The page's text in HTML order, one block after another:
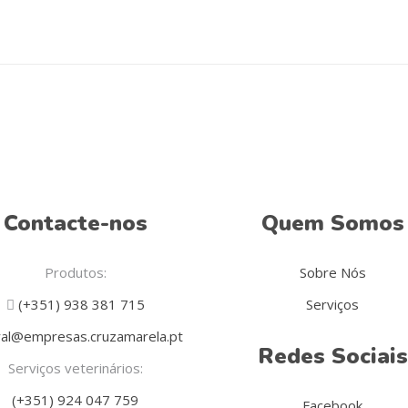
Contacte-nos
Produtos:
(+351) 938 381 715
Serviços veterinários:
(+351) 924 047 759
Quem Somos
Sobre Nós
Serviços
Redes Sociais